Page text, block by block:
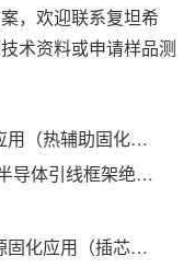
，欢迎联系复坦希
术资料或申请样品测
助固化特性研究）
的应用（大尺寸框架均匀覆胶固化）
芯内胶水高精度固化）